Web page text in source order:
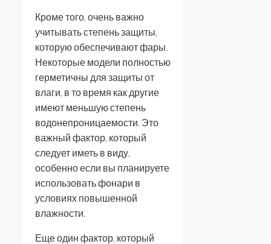
Кроме того, очень важно
учитывать степень защиты,
которую обеспечивают фары.
Некоторые модели полностью
герметичны для защиты от
влаги, в то время как другие
имеют меньшую степень
водонепроницаемости. Это
важный фактор, который
следует иметь в виду,
особенно если вы планируете
использовать фонари в
условиях повышенной
влажности.
Еще один фактор, который